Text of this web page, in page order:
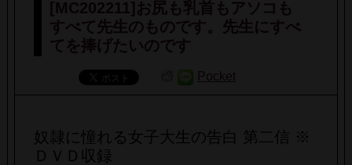
[MC202211]お尻も乳首もアソコも
すべて先生のものです。先生にすべ
てを捧げたいのです
Pocket
奴隷に憧れる女子大生の告白 第二信 ※
ＤＶＤ収録